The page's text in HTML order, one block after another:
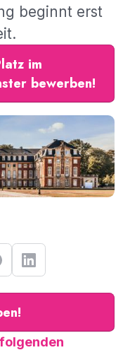
beginnt erst
im
bewerben!